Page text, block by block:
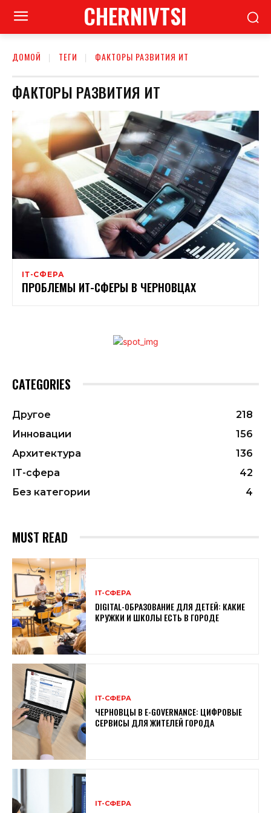
CHERNIVTSI
ДОМОЙ ТЕГИ ФАКТОРЫ РАЗВИТИЯ ИТ
ФАКТОРЫ РАЗВИТИЯ ИТ
ІТ-СФЕРА
ПРОБЛЕМЫ ИТ-СФЕРЫ В ЧЕРНОВЦАХ
CATEGORIES
Другое
218
Инновации
156
Архитектура
136
ІТ-сфера
42
Без категории
4
MUST READ
ІТ-СФЕРА
DIGITAL-ОБРАЗОВАНИЕ ДЛЯ ДЕТЕЙ: КАКИЕ
КРУЖКИ И ШКОЛЫ ЕСТЬ В ГОРОДЕ
ІТ-СФЕРА
ЧЕРНОВЦЫ В E-GOVERNANCE: ЦИФРОВЫЕ
СЕРВИСЫ ДЛЯ ЖИТЕЛЕЙ ГОРОДА
ІТ-СФЕРА